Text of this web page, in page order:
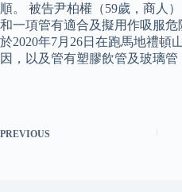
順。 被告尹柏權（59歲，商人
和一項管有適合及擬用作吸服
於2020年7月26日在跑馬地禮頓
因，以及管有塑膠飲管及玻璃管
PREVIOUS